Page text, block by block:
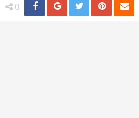
0 Share Distribuie
Tweet Pin